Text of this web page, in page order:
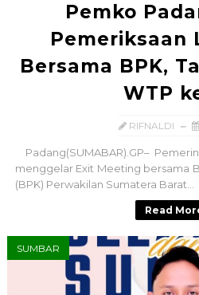
Pemko
Pemeriksaan
Bersama BPK,
WTP
RIFNALDI
Padang(SUMABAR).GP–
menggelar Exit Meeting bersama
(BPK) Perwakilan Sumatera Barat...
Read
SUMBAR